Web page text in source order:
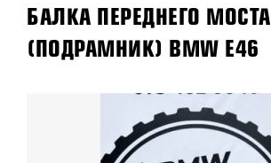
БАЛКА ПЕРЕДНЕГО МОСТА
(ПОДРАМНИК) BMW E46